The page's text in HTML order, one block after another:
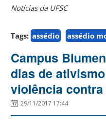
Notícias da UFSC
Tags: assédio assédio
Campus
dias de
violência contra
29/11/2017 17:44